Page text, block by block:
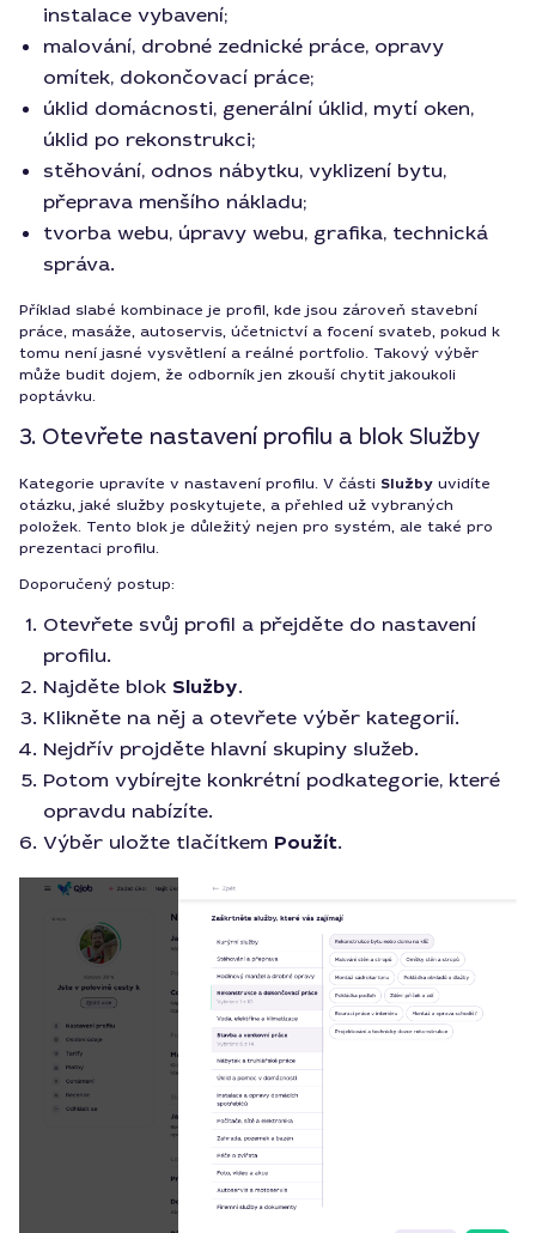
instalace vybavení;
malování, drobné zednické práce, opravy
omítek, dokončovací práce;
úklid domácnosti, generální úklid, mytí oken,
úklid po rekonstrukci;
stěhování, odnos nábytku, vyklizení bytu,
přeprava menšího nákladu;
tvorba webu, úpravy webu, grafika, technická
správa.
Příklad slabé kombinace je profil, kde jsou zároveň stavební
práce, masáže, autoservis, účetnictví a focení svateb, pokud k
tomu není jasné vysvětlení a reálné portfolio. Takový výběr
může budit dojem, že odborník jen zkouší chytit jakoukoli
poptávku.
3. Otevřete nastavení profilu a blok Služby
Kategorie upravíte v nastavení profilu. V části Služby uvidíte
otázku, jaké služby poskytujete, a přehled už vybraných
položek. Tento blok je důležitý nejen pro systém, ale také pro
prezentaci profilu.
Doporučený postup:
Otevřete svůj profil a přejděte do nastavení
profilu.
Najděte blok Služby.
Klikněte na něj a otevřete výběr kategorií.
Nejdřív projděte hlavní skupiny služeb.
Potom vybírejte konkrétní podkategorie, které
opravdu nabízíte.
Výběr uložte tlačítkem Použít.